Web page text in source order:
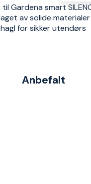
Gardena smart
av solide
for sikker utendørs
Anbefalt